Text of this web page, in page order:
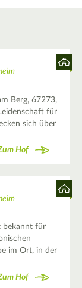
Berg, 67273,
für
sich über
Hof
bekannt für
im Ort, in der
Hof